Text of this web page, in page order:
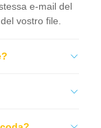
e-mail del
vostro file.